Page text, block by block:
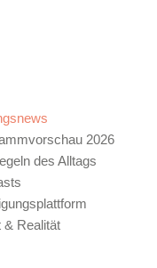
2026
des Alltags
& Realität